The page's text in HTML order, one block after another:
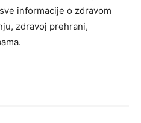
informacije o zdravom
zdravoj prehrani,